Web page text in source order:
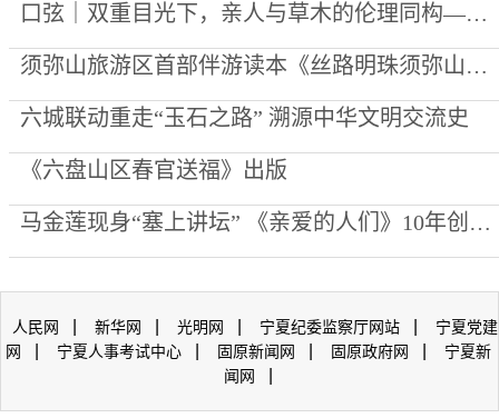
口弦｜双重目光下，亲人与草木的伦理同构——评李向菊诗集《每一棵草都被深爱过》
须弥山旅游区首部伴游读本《丝路明珠须弥山》出版
六城联动重走“玉石之路” 溯源中华文明交流史
《六盘山区春官送福》出版
马金莲现身“塞上讲坛” 《亲爱的人们》10年创作心路公开
人民网 新华网 光明网 宁夏纪委监察厅网站
宁夏党建
网
宁夏人事考试中心 固原新闻网 固原政府网
宁夏新
闻网